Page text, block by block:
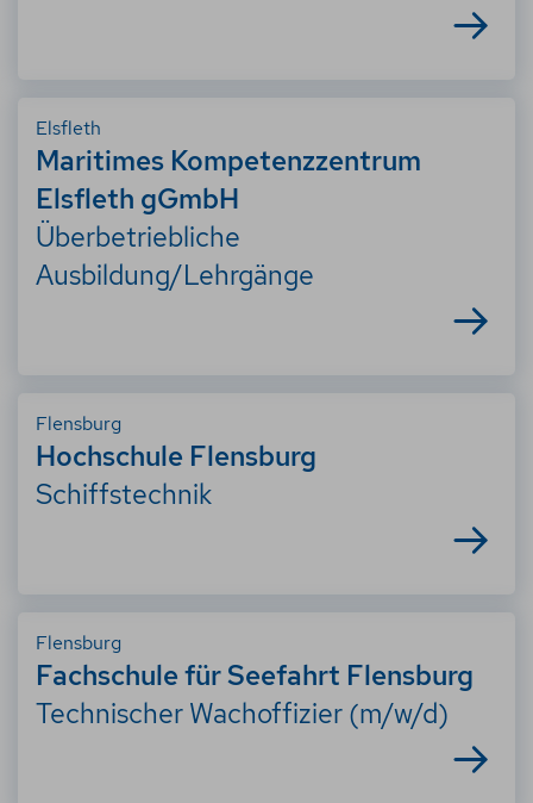
Elsfleth
Maritimes Kompetenzzentrum
Elsfleth gGmbH
Überbetriebliche
Ausbildung/Lehrgänge
Flensburg
Hochschule Flensburg
Schiffstechnik
Flensburg
Fachschule für Seefahrt Flensburg
Technischer Wachoffizier (m/w/d)